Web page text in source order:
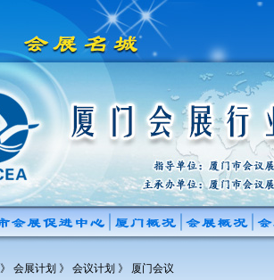
》 会展计划 》 会议计划 》 厦门会议